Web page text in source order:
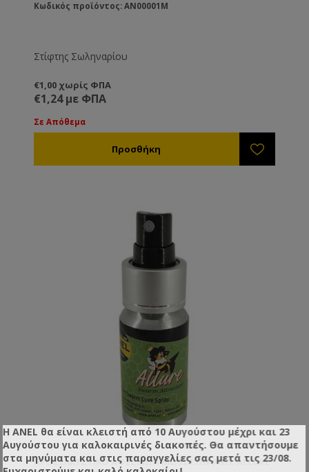
Κωδικός προϊόντος: AN00001M
Στίφτης Σωληναρίου
€1,00 χωρίς ΦΠΑ
€1,24 με ΦΠΑ
Σε Απόθεμα
ΠΡΟΣΕΛΚΥΣΤΙΚΌ ΑΦΕΣΜΏΝ ΜΕΛΙΣΣΏΝ ANEL ALLURE
Η ANEL θα είναι κλειστή από 10 Αυγούστου μέχρι και 23
Αυγούστου για καλοκαιρινές διακοπές. Θα απαντήσουμε
στα μηνύματα και στις παραγγελίες σας μετά τις 23/08.